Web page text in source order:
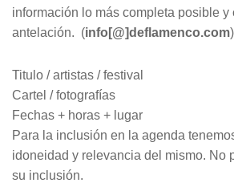
información lo más completa posible y
antelación. (info[@]deflamenco.com)
Titulo / artistas / festival
Cartel / fotografías
Fechas + horas + lugar
Para la inclusión en la agenda
idoneidad y relevancia del mismo. No
su inclusión.